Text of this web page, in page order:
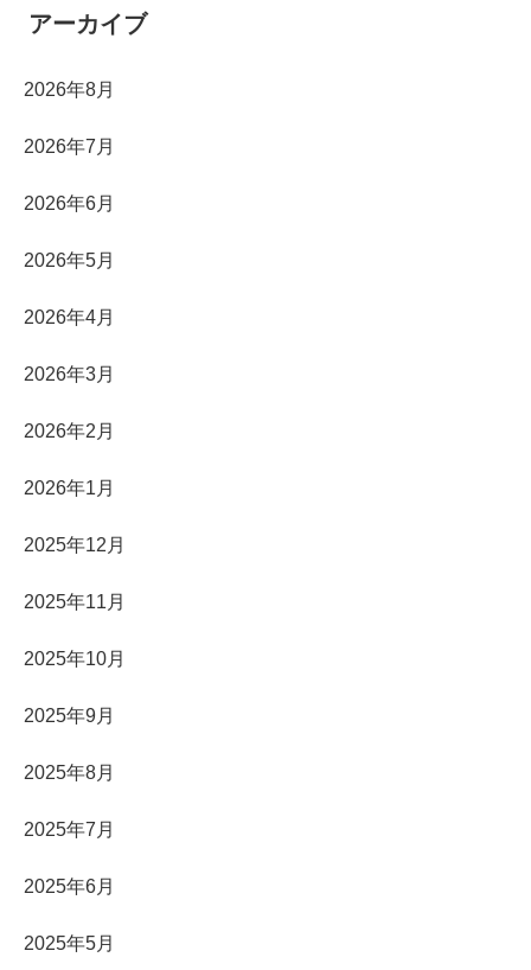
アーカイブ
2026年8月
2026年7月
2026年6月
2026年5月
2026年4月
2026年3月
2026年2月
2026年1月
2025年12月
2025年11月
2025年10月
2025年9月
2025年8月
2025年7月
2025年6月
2025年5月